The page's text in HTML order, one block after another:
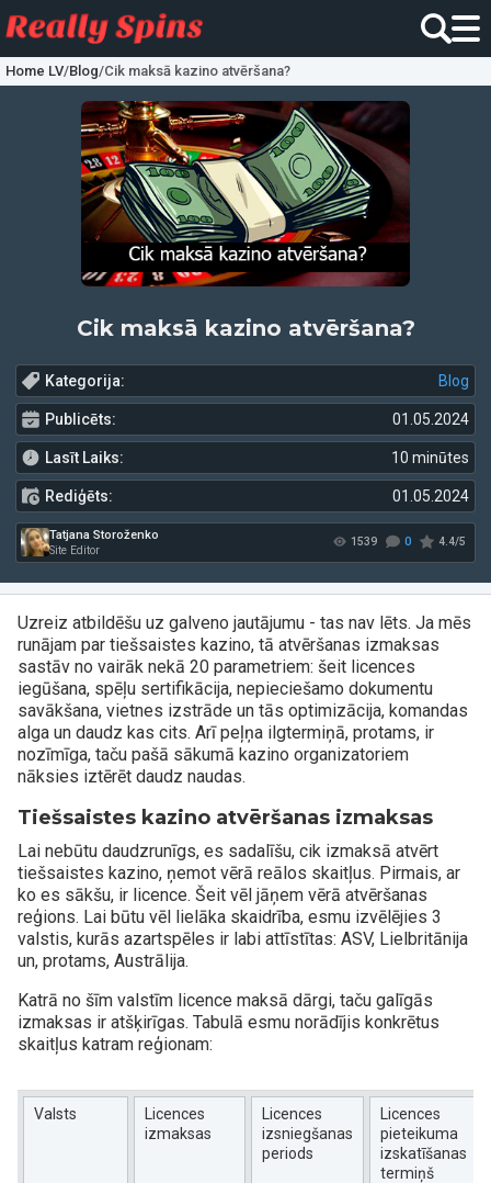
Home LV/Blog/Cik maksā kazino atvēršana?
Cik maksā kazino atvēršana?
Kategorija: Blog
Publicēts: 01.05.2024
Lasīt Laiks: 10 minūtes
Rediģēts: 01.05.2024
Tatjana Storoženko
Site Editor
Uzreiz atbildēšu uz galveno jautājumu - tas nav lēts. Ja mēs
runājam par tiešsaistes kazino, tā atvēršanas izmaksas
sastāv no vairāk nekā 20 parametriem: šeit licences
iegūšana, spēļu sertifikācija, nepieciešamo dokumentu
savākšana, vietnes izstrāde un tās optimizācija, komandas
alga un daudz kas cits. Arī peļņa ilgtermiņā, protams, ir
nozīmīga, taču pašā sākumā kazino organizatoriem
nāksies iztērēt daudz naudas.
Tiešsaistes kazino atvēršanas izmaksas
Lai nebūtu daudzrunīgs, es sadalīšu, cik izmaksā atvērt
tiešsaistes kazino, ņemot vērā reālos skaitļus. Pirmais, ar
ko es sākšu, ir licence. Šeit vēl jāņem vērā atvēršanas
reģions. Lai būtu vēl lielāka skaidrība, esmu izvēlējies 3
valstis, kurās azartspēles ir labi attīstītas: ASV, Lielbritānija
un, protams, Austrālija.
Katrā no šīm valstīm licence maksā dārgi, taču galīgās
izmaksas ir atšķirīgas. Tabulā esmu norādījis konkrētus
skaitļus katram reģionam:
Valsts
Licences
izmaksas
Licences
izsniegšanas
periods
Licences
pieteikuma
izskatīšanas
termiņš